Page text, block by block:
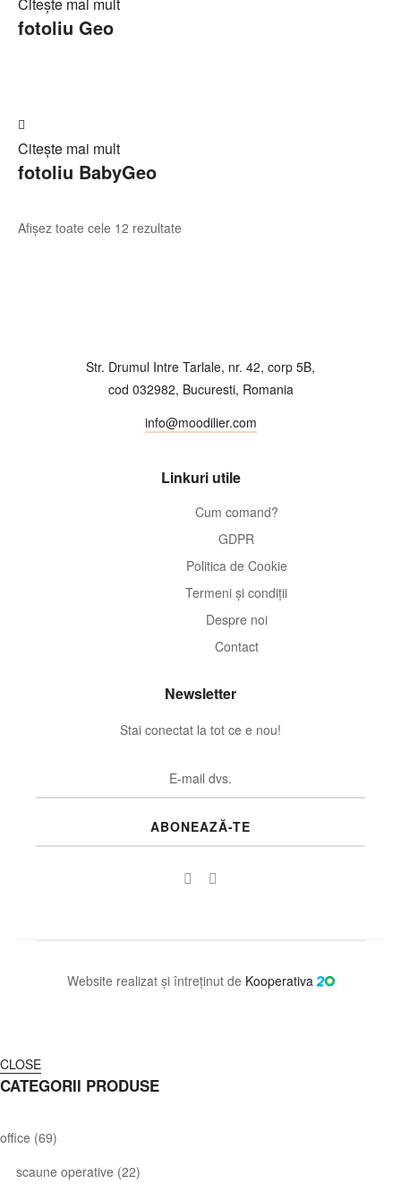
în
Cerere
fotoliu Geo
în
Cerere
Citește mai mult
fotoliu BabyGeo
Afișez toate cele 12 rezultate
Str. Drumul Intre Tarlale, nr. 42, corp 5B,
cod 032982, Bucuresti, Romania
info@moodilier.com
Linkuri utile
Cum comand?
GDPR
Politica de Cookie
Termeni și condiții
Despre noi
Contact
Newsletter
Stai conectat la tot ce e nou!
ABONEAZĂ-TE
Website realizat și întreținut de Kooperativa
CLOSE
CATEGORII PRODUSE
office (69)
scaune operative (22)